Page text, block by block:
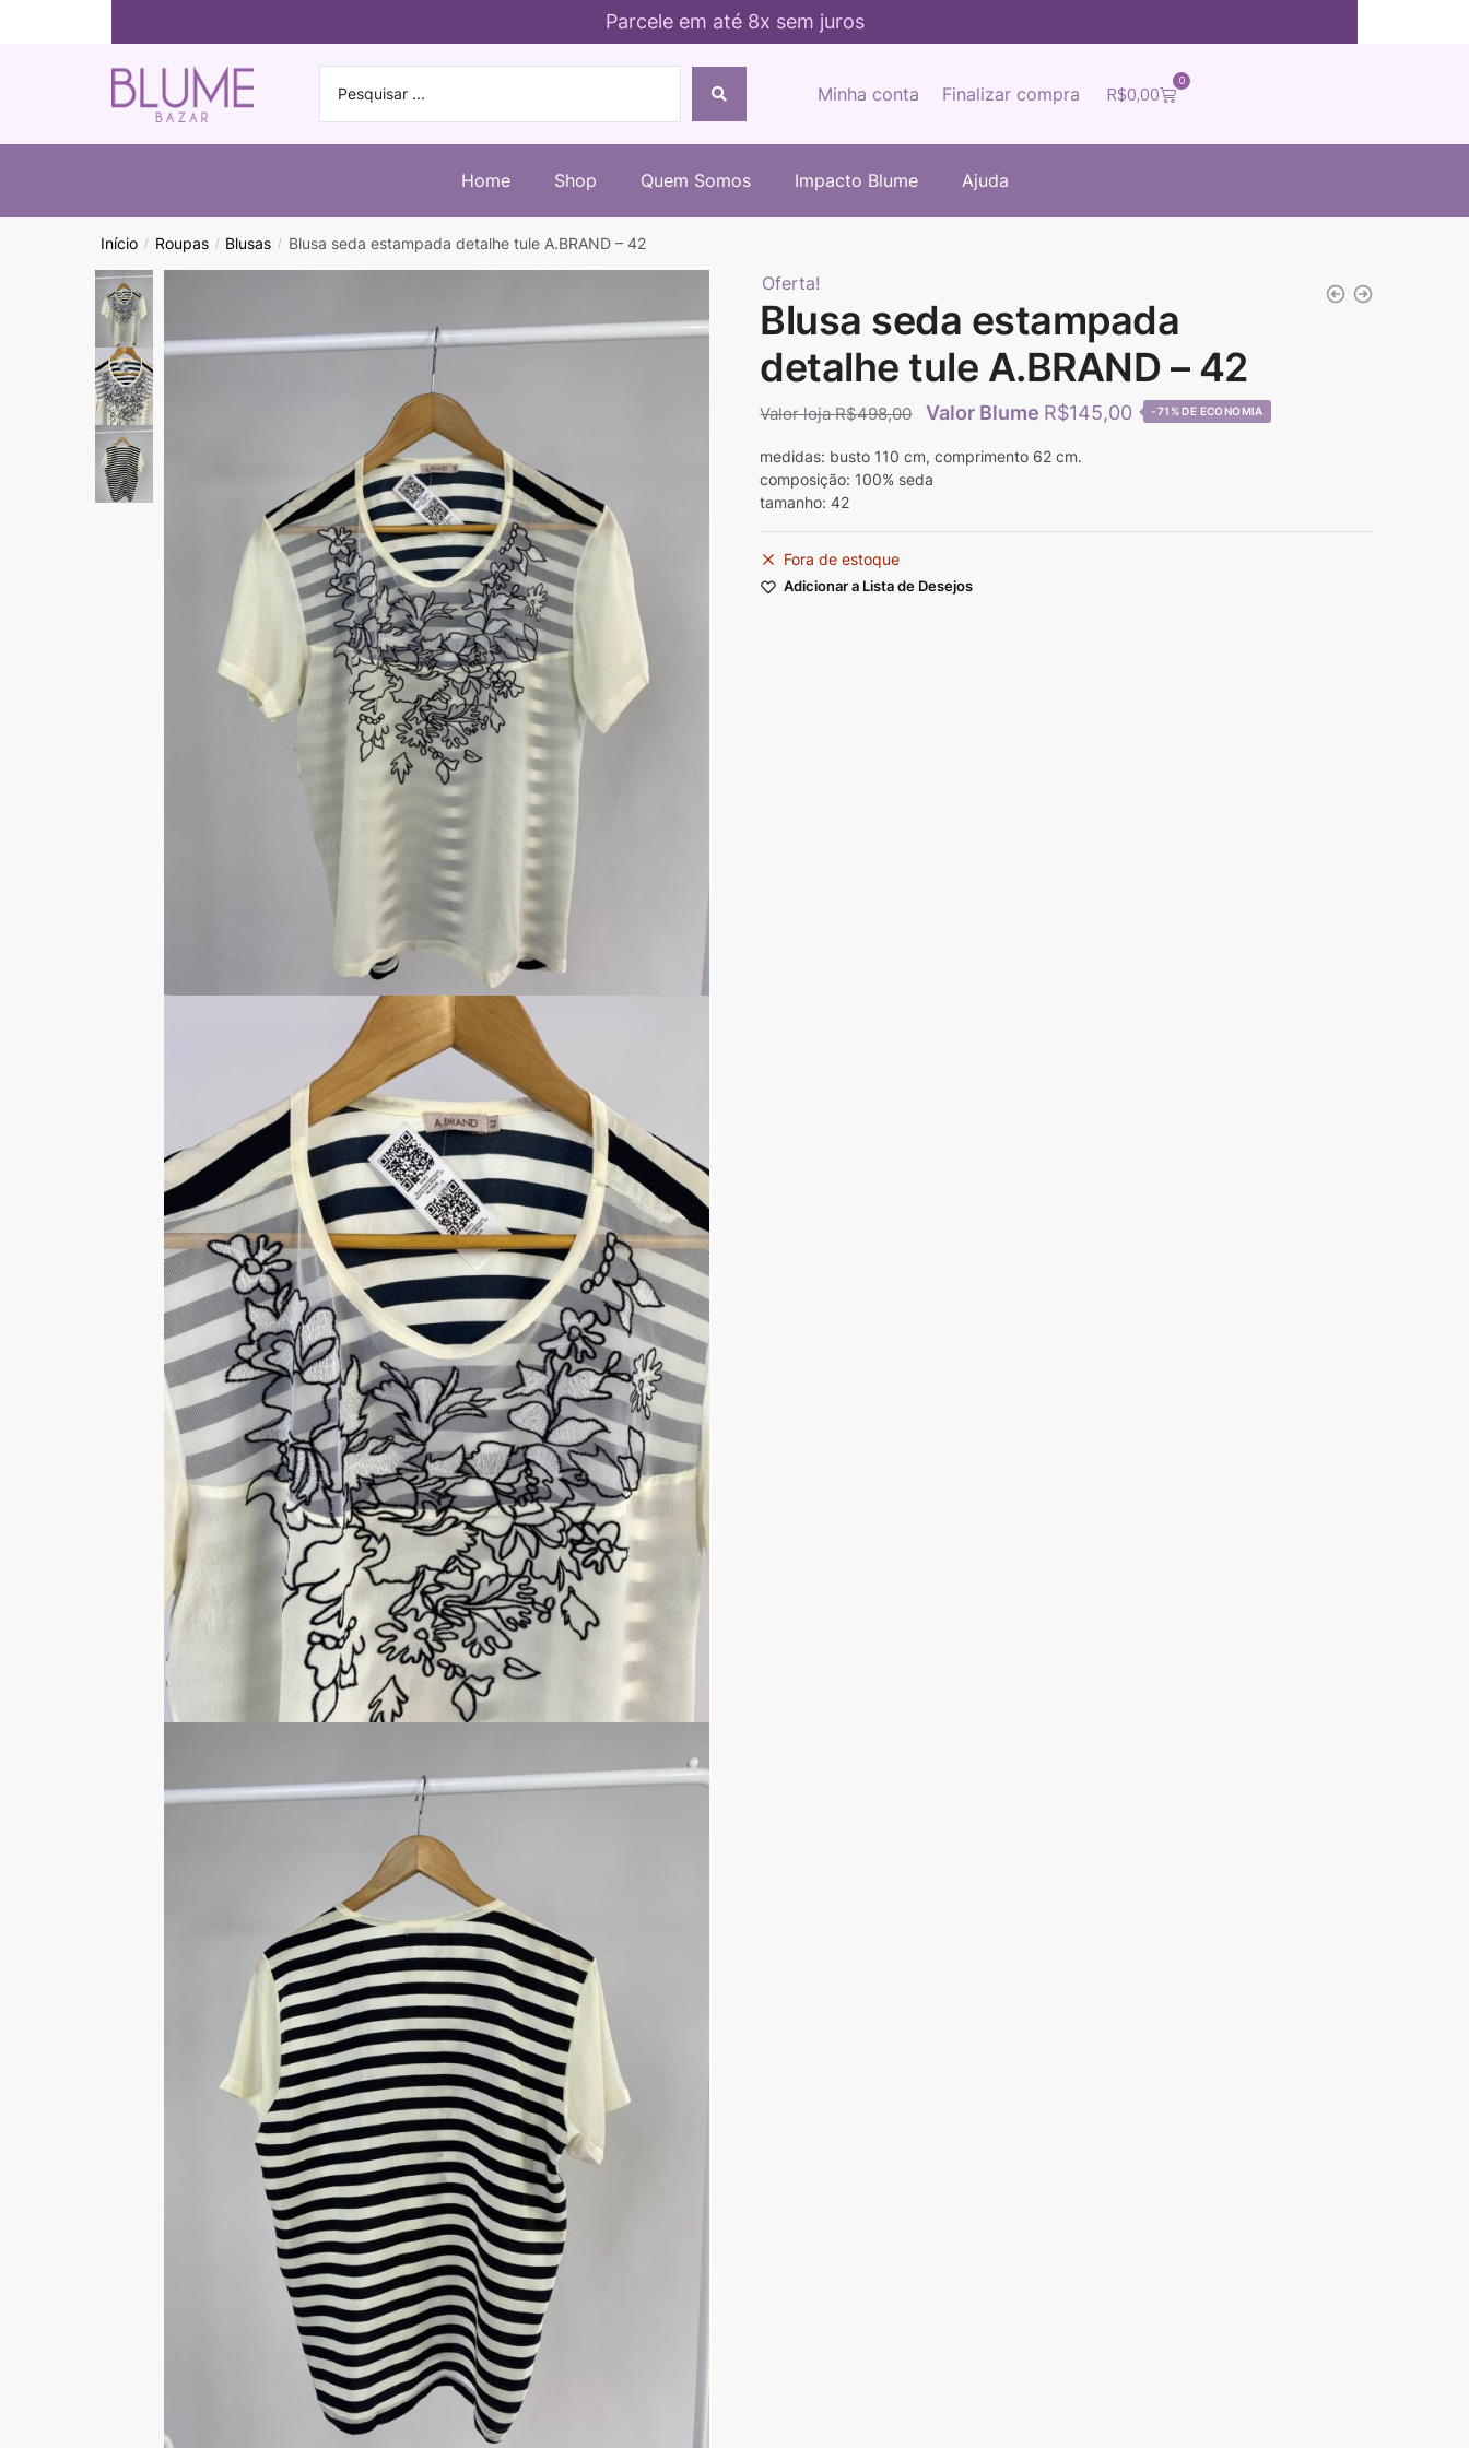
Parcele em até 8x sem juros
R$0,00
0
Minha conta Finalizar compra
Home Shop Quem Somos Impacto Blume Ajuda
Início / Roupas / Blusas / Blusa seda estampada detalhe tule A.BRAND – 42
Oferta!
Blusa seda estampada
detalhe tule A.BRAND – 42
R$498,00 R$145,00 -71%
medidas: busto 110 cm, comprimento 62 cm.
composição: 100% seda
tamanho: 42
Fora de estoque
Adicionar a Lista de Desejos